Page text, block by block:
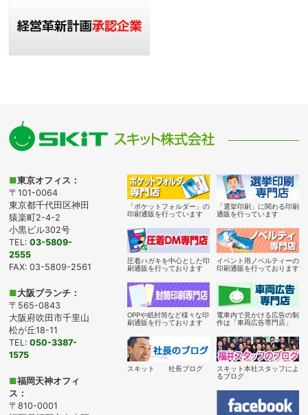
■東京オフィス：
〒101-0064
東京都千代田区神田
猿楽町2-4-2
小黒ビル302号
TEL:03-5809-
2555
FAX: 03-5809-2561
■大阪ブランチ：
〒565-0843
大阪府吹田市千里山
松が丘18-11
TEL:050-3387-
1575
■福岡天神オフィ
ス：
〒810-0001
「ポケットフォルダー」の
印刷通販を行っています
「選挙印刷」に関わる印刷
通販を行っています
圧着ハガキを中心とした印
刷通販を行っております
イベント用ノベルティーの
印刷通販を行っております
OPPや紙封筒など様々な印
刷通販を行っております
電車内で見かける広告の制
作は「車両広告専門店」
スキット 社長ブログ
スキット本社スタッフによ
るブログ